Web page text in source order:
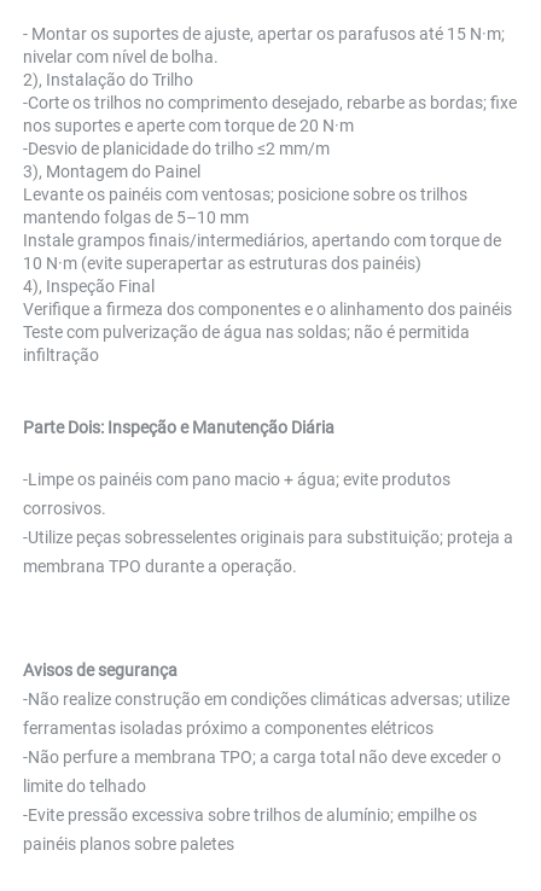
- Montar os suportes de ajuste, apertar os parafusos até 15 N·m;
nivelar com nível de bolha.
2), Instalação do Trilho
-Corte os trilhos no comprimento desejado, rebarbe as bordas; fixe
nos suportes e aperte com torque de 20 N·m
-Desvio de planicidade do trilho ≤2 mm/m
3), Montagem do Painel
Levante os painéis com ventosas; posicione sobre os trilhos
mantendo folgas de 5–10 mm
Instale grampos finais/intermediários, apertando com torque de
10 N·m (evite superapertar as estruturas dos painéis)
4), Inspeção Final
Verifique a firmeza dos componentes e o alinhamento dos painéis
Teste com pulverização de água nas soldas; não é permitida
infiltração
Parte Dois: Inspeção e Manutenção Diária
-Limpe os painéis com pano macio + água; evite produtos
corrosivos.
-Utilize peças sobresselentes originais para substituição; proteja a
membrana TPO durante a operação.
Avisos de segurança
-Não realize construção em condições climáticas adversas; utilize
ferramentas isoladas próximo a componentes elétricos
-Não perfure a membrana TPO; a carga total não deve exceder o
limite do telhado
-Evite pressão excessiva sobre trilhos de alumínio; empilhe os
painéis planos sobre paletes